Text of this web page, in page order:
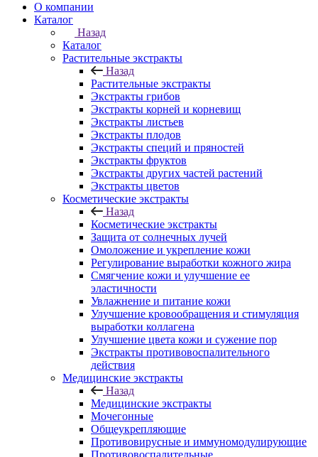
О компании
Каталог
Назад
Каталог
Растительные экстракты
Назад
Растительные экстракты
Экстракты грибов
Экстракты корней и корневищ
Экстракты листьев
Экстракты плодов
Экстракты специй и пряностей
Экстракты фруктов
Экстракты других частей растений
Экстракты цветов
Косметические экстракты
Назад
Косметические экстракты
Защита от солнечных лучей
Омоложение и укрепление кожи
Регулирование выработки кожного жира
Смягчение кожи и улучшение ее
эластичности
Увлажнение и питание кожи
Улучшение кровообращения и стимуляция
выработки коллагена
Улучшение цвета кожи и сужение пор
Экстракты противовоспалительного
действия
Медицинские экстракты
Назад
Медицинские экстракты
Мочегонные
Общеукрепляющие
Противовирусные и иммуномодулирующие
Противовоспалительные